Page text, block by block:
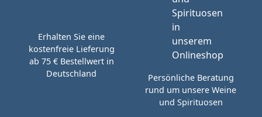
Erhalten Sie eine
kostenfreie Lieferung
ab 75 € Bestellwert in
Deutschland
Persönliche Beratung
rund um unsere Weine
und Spirituosen